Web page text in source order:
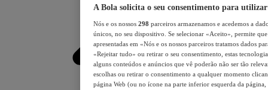
A Bola solicita o seu consentimento para utilizar
Nós e os nossos 298 parceiros armazenamos e acedemos a
únicos, no seu dispositivo. Se selecionar «Aceito», permite
apresentadas em «Nós e os nossos parceiros tratamos dados
«Rejeitar tudo» ou retirar o seu consentimento, estas
alguns conteúdos e anúncios que vê poderão não ser tão
escolhas ou retirar o consentimento a qualquer momento
página Web (ou no ícone na parte inferior esquerda da página,